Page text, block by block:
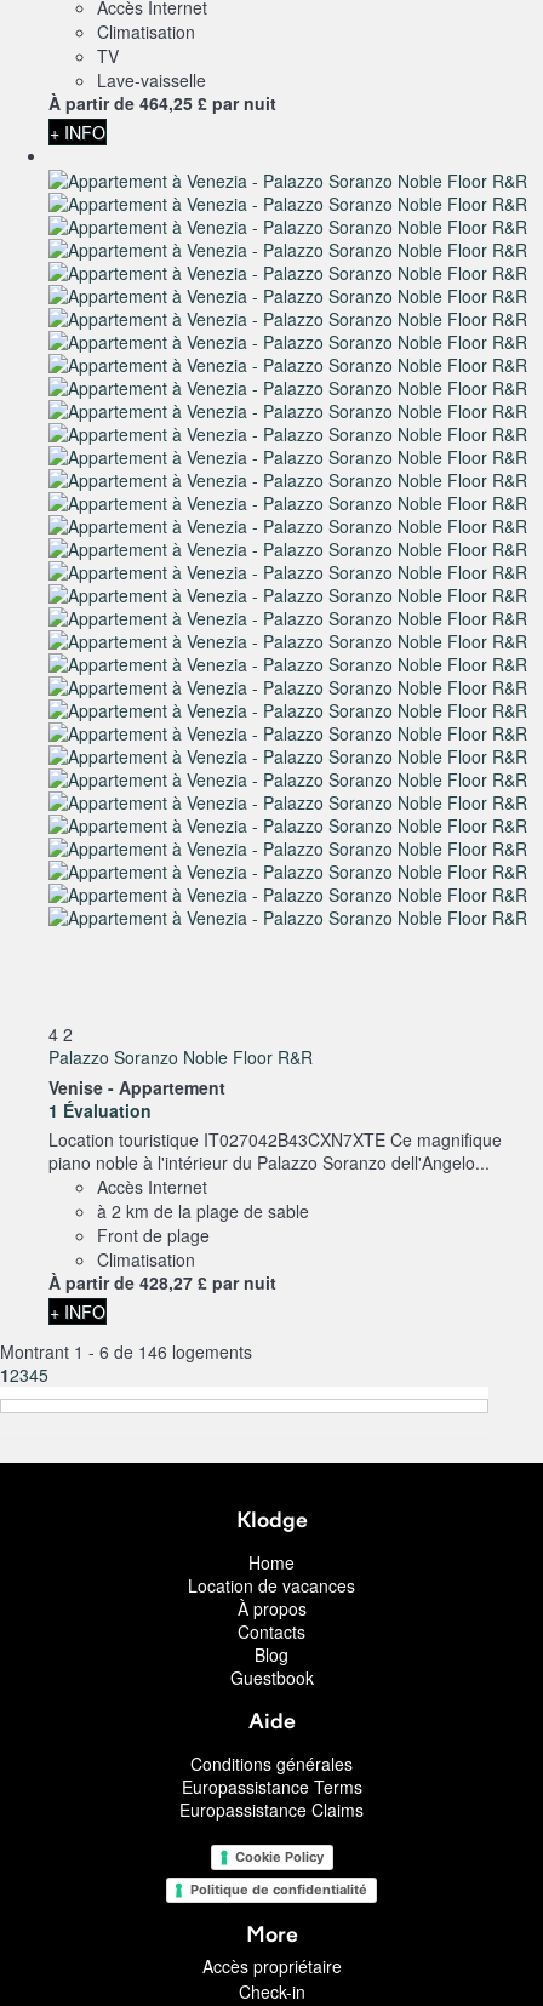
Accès Internet
Climatisation
TV
Lave-vaisselle
À partir de 464,25 £ par nuit
+ INFO
4 2
Palazzo Soranzo Noble Floor R&R
Venise - Appartement
1 Évaluation
Location touristique IT027042B43CXN7XTE Ce magnifique
piano noble à l'intérieur du Palazzo Soranzo dell'Angelo...
Accès Internet
à 2 km de la plage de sable
Front de plage
Climatisation
À partir de 428,27 £ par nuit
+ INFO
Montrant 1 - 6 de 146 logements
12345
Klodge
Home
Location de vacances
À propos
Contacts
Blog
Guestbook
Aide
Conditions générales
Europassistance Terms
Europassistance Claims
Cookie Policy
Politique de confidentialité
More
Accès propriétaire
Check-in